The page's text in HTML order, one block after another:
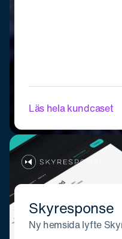
Läs hela kundcaset
Skyresponse
Ny hemsida lyfte